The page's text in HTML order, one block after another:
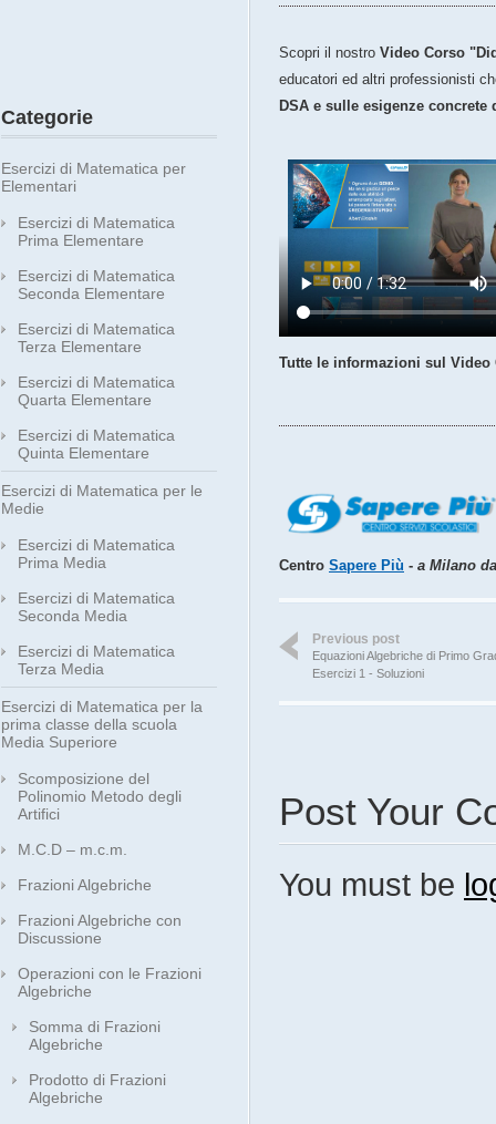
Scopri il nostro Video Corso
educatori ed altri professionisti
DSA e sulle esigenze concrete
Tutte le informazioni sul
Centro Sapere Più - a Milano
Previous post
Equazioni Algebriche di Primo
Esercizi 1 - Soluzioni
Post Your
You must be
Categorie
Esercizi di Matematica per
Elementari
Esercizi di Matematica
Prima Elementare
Esercizi di Matematica
Seconda Elementare
Esercizi di Matematica
Terza Elementare
Esercizi di Matematica
Quarta Elementare
Esercizi di Matematica
Quinta Elementare
Esercizi di Matematica per le
Medie
Esercizi di Matematica
Prima Media
Esercizi di Matematica
Seconda Media
Esercizi di Matematica
Terza Media
Esercizi di Matematica per la
prima classe della scuola
Media Superiore
Scomposizione del
Polinomio Metodo degli
Artifici
M.C.D – m.c.m.
Frazioni Algebriche
Frazioni Algebriche con
Discussione
Operazioni con le Frazioni
Algebriche
Somma di Frazioni
Algebriche
Prodotto di Frazioni
Algebriche